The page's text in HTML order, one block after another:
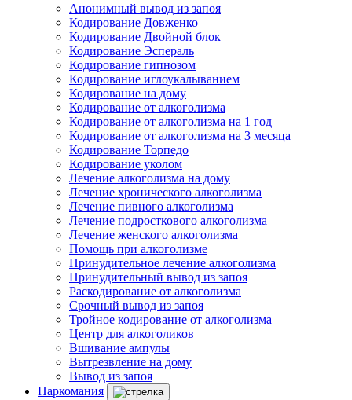
Анонимный вывод из запоя
Кодирование Довженко
Кодирование Двойной блок
Кодирование Эспераль
Кодирование гипнозом
Кодирование иглоукалыванием
Кодирование на дому
Кодирование от алкоголизма
Кодирование от алкоголизма на 1 год
Кодирование от алкоголизма на 3 месяца
Кодирование Торпедо
Кодирование уколом
Лечение алкоголизма на дому
Лечение хронического алкоголизма
Лечение пивного алкоголизма
Лечение подросткового алкоголизма
Лечение женского алкоголизма
Помощь при алкоголизме
Принудительное лечение алкоголизма
Принудительный вывод из запоя
Раскодирование от алкоголизма
Срочный вывод из запоя
Тройное кодирование от алкоголизма
Центр для алкоголиков
Вшивание ампулы
Вытрезвление на дому
Вывод из запоя
Наркомания